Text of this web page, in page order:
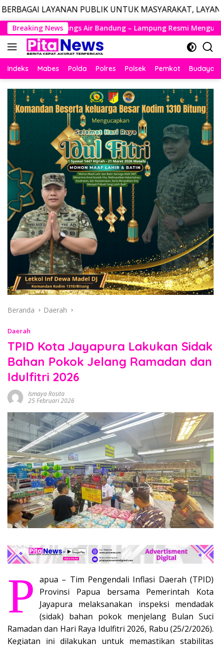
PUBLIK UNTUK MASYARAKAT, LAYANAN DARURAT
Langsung
ke
konten
Breaking News
– Lampung Resmi Mengudara, Husein Kembali Layani Rute
Indeks Mabes Polda Polres Polsek Pemkot Budaya
Beranda Daerah
Daerah
TPID Kota Jayapura Lakukan Sidak
Bahan Pokok Jelang Ramadan dan
Idulfitri 2026
Ismaya Rosita
25 Februari 2026
P apua – Tim Pengendali Inflasi Daerah (TPID)
Provinsi Papua bersama Pemerintah Kota
Jayapura melaksanakan inspeksi mendadak
(sidak) bahan pokok menjelang Bulan Suci
Ramadan dan Hari Raya Idulfitri 2026, Rabu (25/2/2026).
Kegiatan ini dilakukan untuk memastikan stabilitas